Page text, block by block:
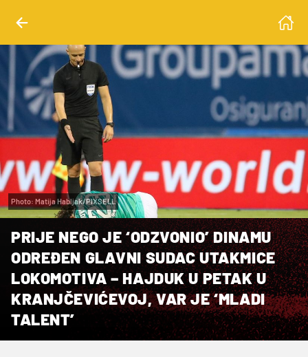
Photo: Matija Habljak/PIXSELL
PRIJE NEGO JE ‘ODZVONIO’ DINAMU
ODREĐEN GLAVNI SUDAC UTAKMICE
LOKOMOTIVA – HAJDUK U PETAK U
KRANJČEVIĆEVOJ, VAR JE ‘MLADI
TALENT’